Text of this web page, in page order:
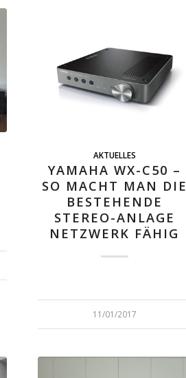
AKTUELLES
YAMAHA WX-C50 –
SO MACHT MAN DIE
BESTEHENDE
STEREO-ANLAGE
NETZWERK FÄHIG
11/01/2017